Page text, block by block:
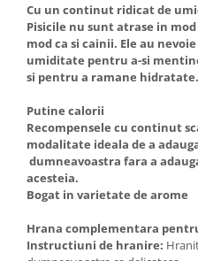
Cu un continut ridicat de
Pisicile nu sunt atrase in
mod ca si cainii. Ele au
umiditate pentru a-si
si pentru a ramane hidratate.
Putine calorii
Recompensele cu continut
modalitate ideala de a
dumneavoastra fara a
acesteia.
Bogat in varietate de arome
Hrana complementara
Instructiuni de hranire: